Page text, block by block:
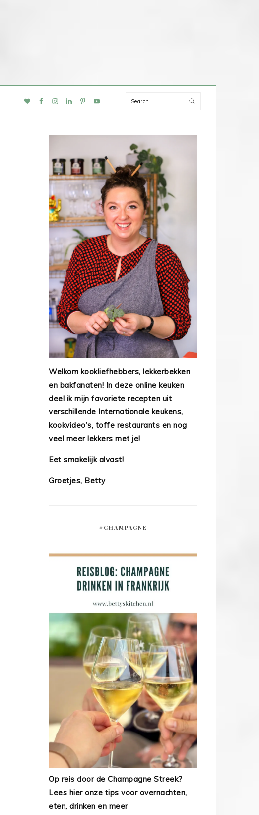
NAV
Search
Welkom kookliefhebbers, lekkerbekken
en bakfanaten! In deze online keuken
deel ik mijn favoriete recepten uit
verschillende Internationale keukens,
kookvideo's, toffe restaurants en nog
veel meer lekkers met je!
Eet smakelijk alvast!
Groetjes, Betty
#CHAMPAGNE
Op reis door de Champagne Streek?
Lees hier onze tips voor overnachten,
eten, drinken en meer